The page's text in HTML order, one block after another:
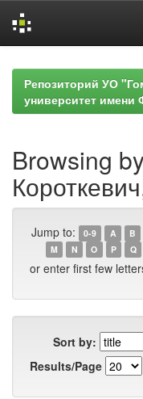
navigationРепозиторий УО
университет
Browsing
Jump to: 0-9 A B
M
N O P Q
or enter first few
Sort by:
Results/Page